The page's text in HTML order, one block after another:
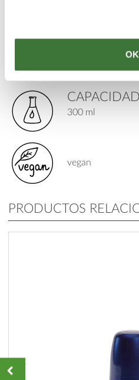
OK
geles de ducha
CAPACIDAD
300 ml
vegan
PRODUCTOS